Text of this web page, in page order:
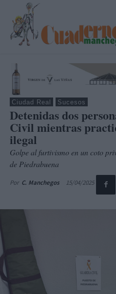
Ciudad Real Sucesos
Detenidas dos
Civil mientras
ilegal
Golpe al furtivismo en un coto
de Piedrabuena
Por C. Manchegos 15/04/2025